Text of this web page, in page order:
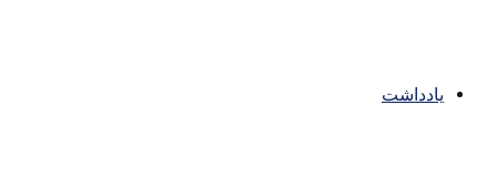
یادداشت